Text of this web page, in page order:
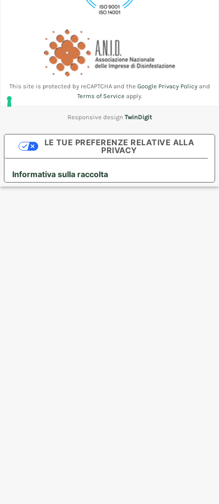
This site is protected by reCAPTCHA and the Google Privacy Policyand
Terms of Service apply.
Responsive design TwinDigit
Informativa sulla raccolta
LE TUE PREFERENZE RELATIVE ALLA
PRIVACY